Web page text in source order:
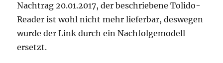
Nach­trag 20.01.2017, der beschrie­be­ne Toli­do-
Rea­der ist wohl nicht mehr lie­fer­bar, des­we­gen
wur­de der Link durch ein Nach­fol­ge­mo­dell
ersetzt.